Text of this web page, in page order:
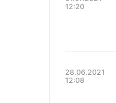
12:20
28.06.2021
12:08